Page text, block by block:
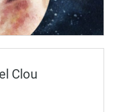
Clou